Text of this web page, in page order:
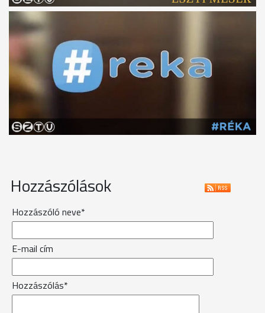
Hozzászólások
Hozzászóló neve*
E-mail cím
Hozzászólás*